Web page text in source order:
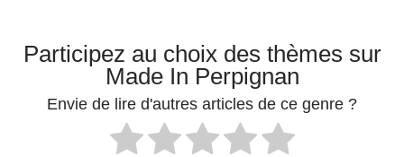
Participez au choix des thèmes sur
Made In Perpignan
Envie de lire d'autres articles de ce genre ?